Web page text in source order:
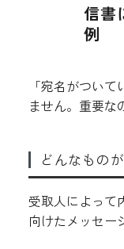
信書
例
「宛名がつい
ません。重要な
どんなもの
受取人によって
向けたメッセー